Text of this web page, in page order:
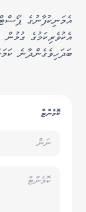
އެމަނިކުފާނުގެ
އެކުވެރިކަމުގެ
ބަދަހިވެގެންދާނެ
ކޮމެންޓް